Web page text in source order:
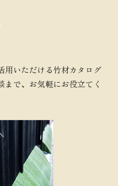
用いただける竹材カタログ
で、お気軽にお役立てく